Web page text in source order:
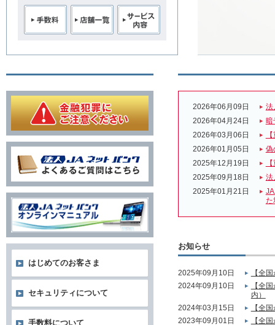
2026年06月09日
法
2026年04月24日
暗
2026年03月06日
2026年01月05日
偽
2025年12月19日
2025年09月18日
法
2025年01月21日
た
お知らせ
2025年09月10日
【全
2024年09月10日
【全
内）
2024年03月15日
【全
2023年09月01日
【全
はじめてのお客さま
セキュリティについて
手数料について